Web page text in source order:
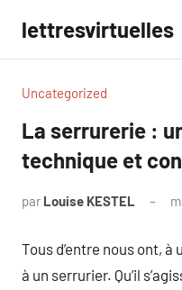
contenu
lettresvirtuelles
Uncategorized
La serrurerie :
technique et
par Louise KESTEL
Tous d’entre nous ont,
à un serrurier. Qu’il